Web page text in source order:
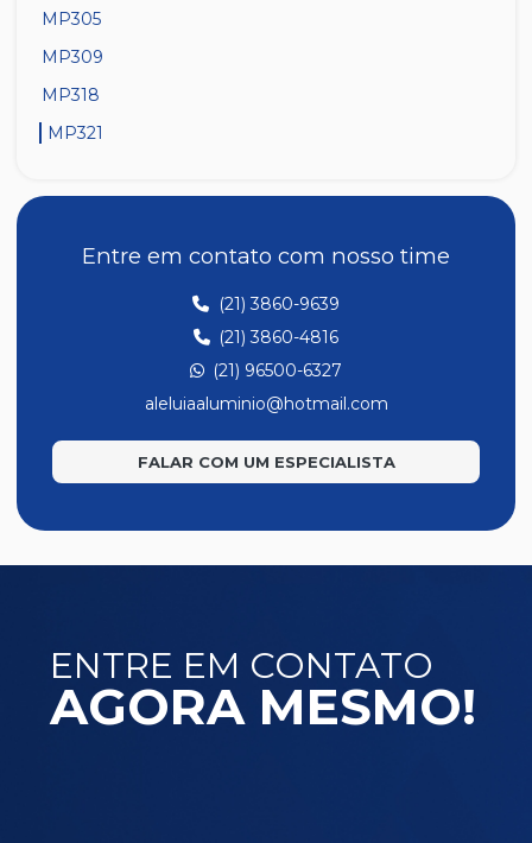
MP305
MP309
MP318
MP321
MP337
MP357
MP358
MP363
MP366
Entre em contato com nosso time
(21) 3860-9639
(21) 3860-4816
(21) 96500-6327
aleluiaaluminio@hotmail.com
FALAR COM UM ESPECIALISTA
ENTRE EM CONTATO
AGORA MESMO!